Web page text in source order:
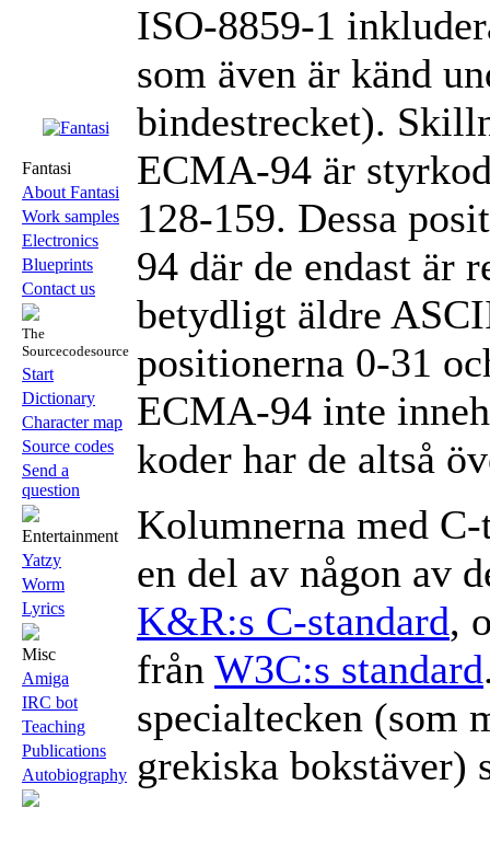
Fantasi
About Fantasi
Work samples
Electronics
Blueprints
Contact us
The
Sourcecodesource
Start
Dictionary
Character map
Source codes
Send a
question
Entertainment
Yatzy
Worm
Lyrics
Misc
Amiga
IRC bot
Teaching
Publications
Autobiography
ISO-8859-1
som även är känd
bindestrecket).
ECMA-94 är
128-159. Dessa
94 där de endast är
betydligt äldre
positionerna 0-31
ECMA-94 inte
koder har de altså
Kolumnerna med
en del av någon av
K&R:s C-standard,
från W3C:s standard
specialtecken (som
grekiska bokstäver)